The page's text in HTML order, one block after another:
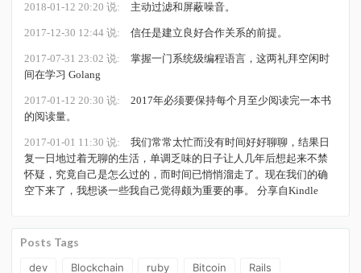
2018-01-12 20:20 说: 主动过滤和屏蔽噪音。
2017-12-30 12:44 说: 信任是建立良好合作关系的前提。
2017-07-31 23:02 说:
掌握一门系统级编程语言，这两礼拜空闲时
间在学习 Golang
2017-01-12 20:30 说:
2017年必须要保持每个月至少阅读完一本书
的阅读量。
2017-01-01 11:30 说:
我们常常太忙而没有时间好好聊聊，结果日
复一日地过着无聊的生活，单调乏味的日子让人几年后想起来不禁
怀疑，究竟自己是怎么过的，而时间已悄悄溜走了。现在我们的确
空下来了，我想谈一些我自己觉得颇为重要的事。 分享自Kindle ​​​​
Posts Tags
dev Blockchain ruby Bitcoin
Rails